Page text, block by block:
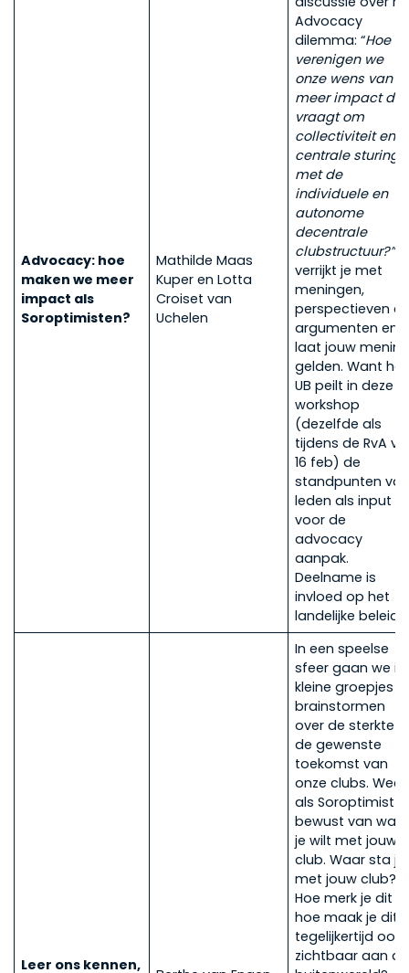
Advocacy: hoe
maken we meer
impact als
Soroptimisten?
Mathilde Maas
Kuper en Lotta
Croiset van
Uchelen
Advocacy
dilemma: “Hoe
verenigen we
onze wens van
meer impact dat
vraagt om
collectiviteit en
centrale sturing
met de
individuele en
autonome
decentrale
clubstructuur?”
verrijkt je met
meningen,
perspectieven
argumenten en
laat jouw
gelden. Want het
UB peilt in deze
workshop
(dezelfde als
tijdens de RvA
16 feb) de
standpunten
leden als input
voor de
advocacy
aanpak.
Deelname is
invloed op het
landelijke beleid!
Leer ons kennen,
In een speelse
sfeer gaan we in
kleine groepjes
brainstormen
over de sterkte
de gewenste
toekomst van
onze clubs. Wees
als Soroptimist
bewust van wat
je wilt met jouw
club. Waar sta je
met jouw club?
Hoe merk je dit
hoe maak je dit
tegelijkertijd ook
zichtbaar aan de